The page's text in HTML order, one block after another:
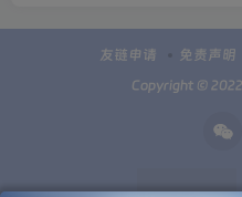
友链申请 免责声明
Copyright ©